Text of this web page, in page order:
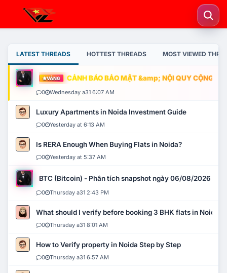
LATEST THREADS HOTTEST THREADS MOST VIEWED
VÀNG CẢNH BÁO BẢO MẬT &amp; NỘI QUY CỘNG
0 Wednesday a31 6:07 AM
Luxury Apartments in Noida Investment Guide
0 Yesterday at 6:13 AM
Is RERA Enough When Buying Flats in Noida?
0 Yesterday at 5:37 AM
BTC (Bitcoin) - Phân tích snapshot ngày 06/08/2026
0 Thursday a31 2:43 PM
What should I verify before booking 3 BHK flats in Noida?
0 Thursday a31 8:01 AM
How to Verify property in Noida Step by Step
0 Thursday a31 6:57 AM